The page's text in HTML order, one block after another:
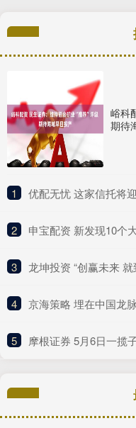
峪科
期待
1 优配无忧 这家信托将
2 申宝配资 新发现10个大型油
3 龙坤投资 “创赢未来
4 京海策略 埋在中国龙脉上的
5 摩根证券 5月6日一揽